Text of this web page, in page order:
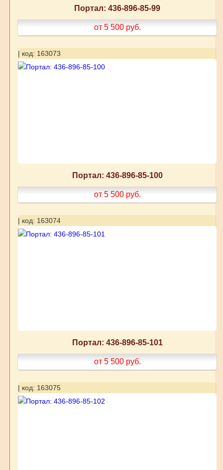
Портал: 436-896-85-99
от 5 500 руб.
| код: 163073
Портал: 436-896-85-100
от 5 500 руб.
| код: 163074
Портал: 436-896-85-101
от 5 500 руб.
| код: 163075